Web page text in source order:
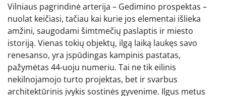
Vilniaus pagrindinė arterija – Gedimino prospektas –
nuolat keičiasi, tačiau kai kurie jos elementai išlieka
amžini, saugodami šimtmečių paslaptis ir miesto
istoriją. Vienas tokių objektų, ilgą laiką laukęs savo
renesanso, yra įspūdingas kampinis pastatas,
pažymėtas 44-uoju numeriu. Tai ne tik eilinis
nekilnojamojo turto projektas, bet ir svarbus
architektūrinis įvykis sostinės gyvenime. Ilgus metus